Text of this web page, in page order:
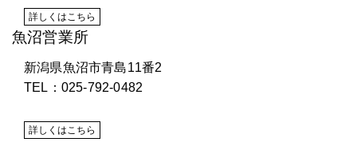
詳しくはこちら
魚沼営業所
新潟県魚沼市青島11番2
TEL：025-792-0482
詳しくはこちら